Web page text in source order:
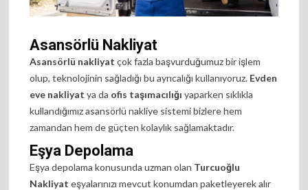
Asansörlü Nakliyat
Asansörlü nakliyat çok fazla başvurduğumuz bir işlem
olup, teknolojinin sağladığı bu ayrıcalığı kullanıyoruz. Evden
eve nakliyat ya da ofis taşımacılığı yaparken sıklıkla
kullandığımız asansörlü nakliye sistemi bizlere hem
zamandan hem de güçten kolaylık sağlamaktadır.
Eşya Depolama
Eşya depolama konusunda uzman olan Turcuoğlu
Nakliyat eşyalarınızı mevcut konumdan paketleyerek alır